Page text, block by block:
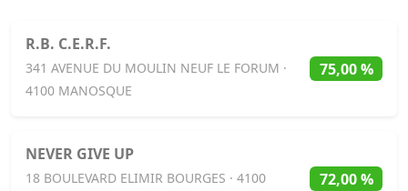
R.B. C.E.R.F.
341 AVENUE DU MOULIN NEUF LE FORUM ·
4100 MANOSQUE
75,00 %
NEVER GIVE UP
18 BOULEVARD ELIMIR BOURGES · 4100
72,00 %